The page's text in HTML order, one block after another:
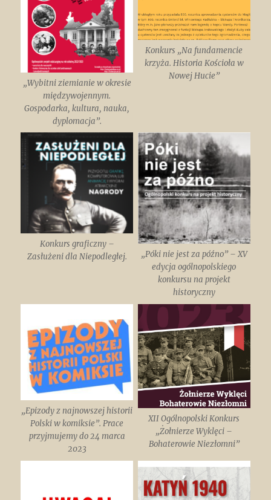
„Wybitni ziemianie w okresie
międzywojennym.
Gospodarka, kultura, nauka,
dyplomacja”.
Konkurs „Na fundamencie
krzyża. Historia Kościoła w
Nowej Hucie”
Konkurs graficzny –
Zasłużeni dla Niepodległej.
„Póki nie jest za późno” – XV
edycja ogólnopolskiego
konkursu na projekt
historyczny
„Epizody z najnowszej historii
Polski w komiksie”. Prace
przyjmujemy do 24 marca
2023
XII Ogólnopolski Konkurs
„Żołnierze Wyklęci –
Bohaterowie Niezłomni”